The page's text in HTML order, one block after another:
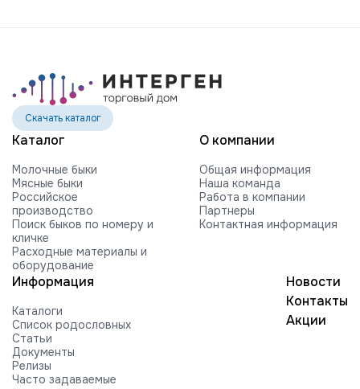
Скачать каталог
Каталог
Молочные быки
Мясные быки
Российское
производство
Поиск быков по номеру и
кличке
Расходные материалы и
оборудование
О компании
Общая информация
Наша команда
Работа в компании
Партнеры
Контактная информация
Информация
Каталоги
Список родословных
Статьи
Документы
Релизы
Часто задаваемые
Новости
Контакты
Акции